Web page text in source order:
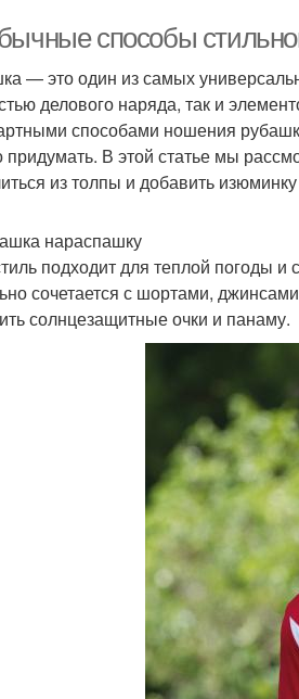
способы
— это один из самых
делового наряда, так и
способами ношения
В этой статье мы
из толпы и добавить
нараспашку
подходит для теплой погоды
сочетается с шортами,
солнцезащитные очки и панаму.